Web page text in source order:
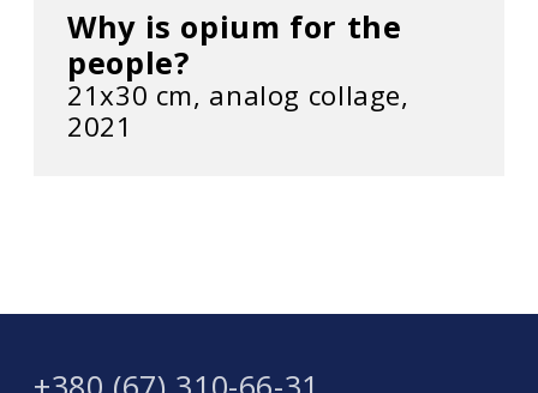
Why is opium for the
people?
21x30 cm, analog collage,
2021